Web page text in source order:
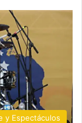
y Espectáculos